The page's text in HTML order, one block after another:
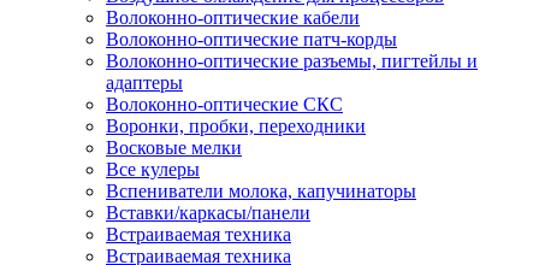
Волоконно-оптические кабели
Волоконно-оптические патч-корды
Волоконно-оптические разъемы, пигтейлы и
адаптеры
Волоконно-оптические СКС
Воронки, пробки, переходники
Восковые мелки
Все кулеры
Вспениватели молока, капучинаторы
Вставки/каркасы/панели
Встраиваемая техника
Встраиваемая техника